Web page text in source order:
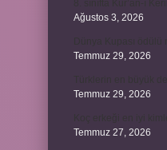
Ağustos 3, 2026
Temmuz 29, 2026
Temmuz 29, 2026
Temmuz 27, 2026